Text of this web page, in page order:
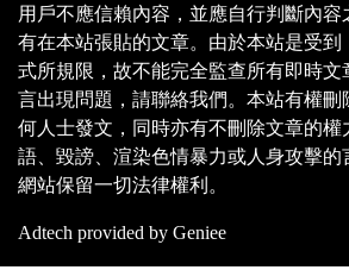
用戶不應信賴內容，並應自行判斷內
有在本站張貼的文章。由於本站是受到
式所規限，故不能完全監查所有即時文
言出現問題，請聯絡我們。本站有權刪
何人士發文，同時亦有不刪除文章的權
語、毀謗、渲染色情暴力或人身攻擊的
網站保留一切法律權利。
Adtech provided by Geniee